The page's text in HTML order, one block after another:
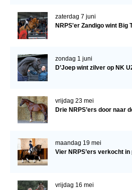
zaterdag 7 juni
NRPS'er Zandigo wint Big
zondag 1 juni
D’Joep wint zilver op NK
vrijdag 23 mei
Drie NRPS’ers door naar
maandag 19 mei
Vier NRPS’ers verkocht
vrijdag 16 mei